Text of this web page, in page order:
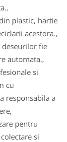
plastic, hartie
acestora.,
deseurilor fie
automata.,
si
cu
responsabila a
pentru
si